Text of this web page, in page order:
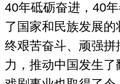
40年砥砺奋进，40
了国家和民族发展
终艰苦奋斗、顽强
力，推动中国发生